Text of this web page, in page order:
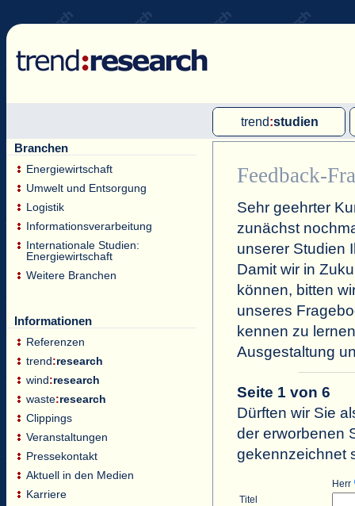
trend:studien
Single-Client-Studien
Internationale Markt Reports
Branchen
Energiewirtschaft
Umwelt und Entsorgung
Logistik
Informationsverarbeitung
Internationale Studien:
Energiewirtschaft
Weitere Branchen
Informationen
Referenzen
trend:research
wind:research
waste:research
Clippings
Veranstaltungen
Pressekontakt
Aktuell in den Medien
Karriere
Feedback-
Sehr geehrter
zunächst
unserer Studien
Damit wir in
können, bitten
unseres
kennen zu
Ausgestaltung
Seite 1 von 6
Dürften wir Sie
der erworbenen
gekennzeichnet
Herr
Titel